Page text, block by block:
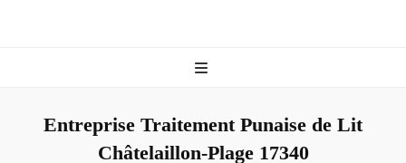
– Info
Entreprise Traitement Punaise de Lit
Châtelaillon-Plage 17340